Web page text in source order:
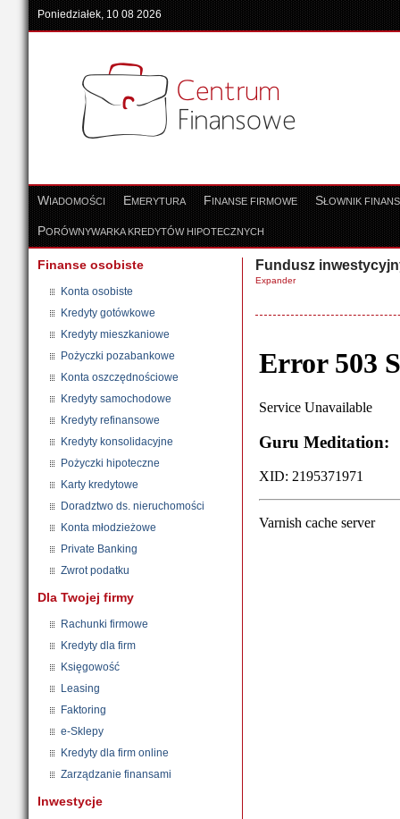
Poniedziałek, 10 08 2026
WIADOMOŚCI EMERYTURA FINANSE FIRMOWE SŁOWNIK
PORÓWNYWARKA KREDYTÓW HIPOTECZNYCH
Finanse osobiste
Konta osobiste
Kredyty gotówkowe
Kredyty mieszkaniowe
Pożyczki pozabankowe
Konta oszczędnościowe
Kredyty samochodowe
Kredyty refinansowe
Kredyty konsolidacyjne
Pożyczki hipoteczne
Karty kredytowe
Doradztwo ds. nieruchomości
Konta młodzieżowe
Private Banking
Zwrot podatku
Dla Twojej firmy
Rachunki firmowe
Kredyty dla firm
Księgowość
Leasing
Faktoring
e-Sklepy
Kredyty dla firm online
Zarządzanie finansami
Inwestycje
Fundusz
Expander